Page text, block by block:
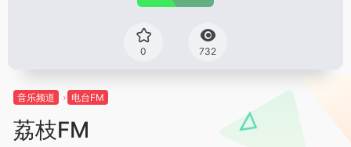
0 732
音乐频道 电台FM
荔枝FM